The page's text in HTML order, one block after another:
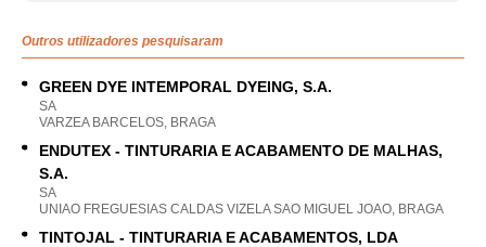
Outros utilizadores pesquisaram
GREEN DYE INTEMPORAL DYEING, S.A.
SA
VARZEA BARCELOS, BRAGA
ENDUTEX - TINTURARIA E ACABAMENTO DE MALHAS,
S.A.
SA
UNIAO FREGUESIAS CALDAS VIZELA SAO MIGUEL JOAO, BRAGA
TINTOJAL - TINTURARIA E ACABAMENTOS, LDA